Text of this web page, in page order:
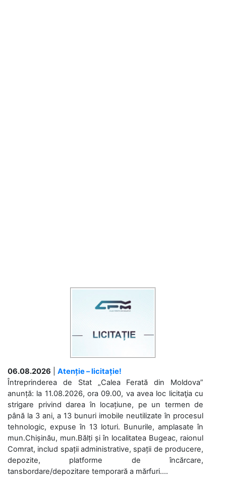
06.08.2026
Atenție – licitație!
Întreprinderea de Stat „Calea Ferată din Moldova”
anunță: la 11.08.2026, ora 09.00, va avea loc licitaţia cu
strigare privind darea în locațiune, pe un termen de
până la 3 ani, a 13 bunuri imobile neutilizate în procesul
tehnologic, expuse în 13 loturi. Bunurile, amplasate în
mun.Chișinău, mun.Bălți și în localitatea Bugeac, raionul
Comrat, includ spații administrative, spații de producere,
depozite, platforme de încărcare,
tansbordare/depozitare temporară a mărfuri....